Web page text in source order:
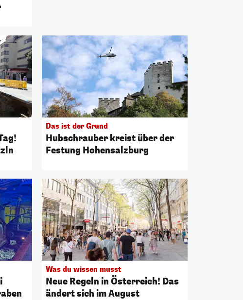
Das ist der Grund
Hubschrauber kreist über der
Festung Hohensalzburg
Was du wissen musst
Neue Regeln in Österreich! Das
ändert sich im August